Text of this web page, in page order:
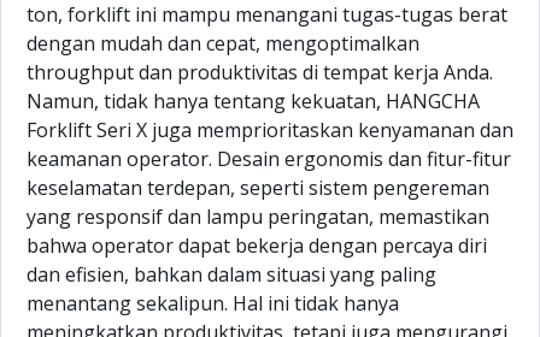
ton, forklift ini mampu menangani tugas-tugas berat
dengan mudah dan cepat, mengoptimalkan
throughput dan produktivitas di tempat kerja Anda.
Namun, tidak hanya tentang kekuatan, HANGCHA
Forklift Seri X juga memprioritaskan kenyamanan dan
keamanan operator. Desain ergonomis dan fitur-fitur
keselamatan terdepan, seperti sistem pengereman
yang responsif dan lampu peringatan, memastikan
bahwa operator dapat bekerja dengan percaya diri
dan efisien, bahkan dalam situasi yang paling
menantang sekalipun. Hal ini tidak hanya